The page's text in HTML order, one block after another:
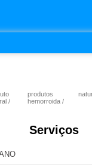
produtos
hemorroida
Serviços